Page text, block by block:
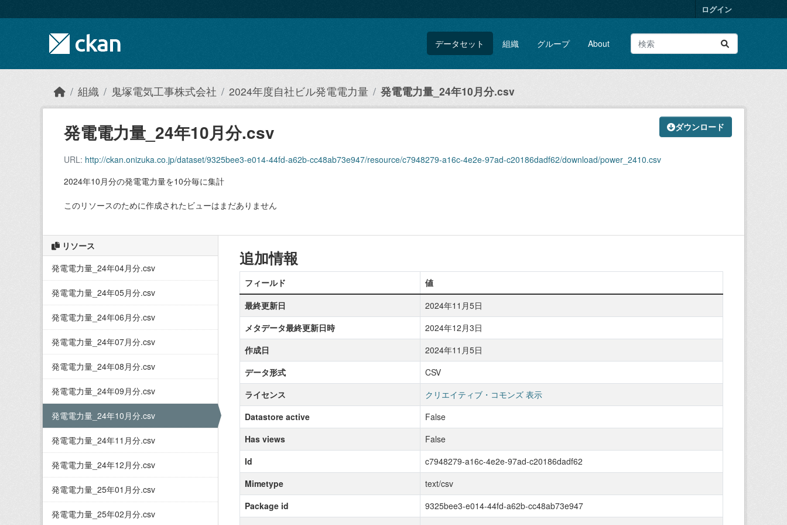
ログイン
データセット 組織 グループ About
組織 鬼塚電気工事株式会社 2024年度自社ビル発電電力量 発電電力量_24年10月分.csv
ダウンロード
発電電力量_24年10月分.csv
URL: http://ckan.onizuka.co.jp/dataset/9325bee3-e014-44fd-a62b-cc48ab73e947/resource/c7948279-a16c-4e2e-97ad-c20186dadf62/download/power_2410.csv
2024年10月分の発電電力量を10分毎に集計
このリソースのために作成されたビューはまだありません
リソース
発電電力量_24年04月分.csv
発電電力量_24年05月分.csv
発電電力量_24年06月分.csv
発電電力量_24年07月分.csv
発電電力量_24年08月分.csv
発電電力量_24年09月分.csv
発電電力量_24年10月分.csv
発電電力量_24年11月分.csv
発電電力量_24年12月分.csv
発電電力量_25年01月分.csv
発電電力量_25年02月分.csv
追加情報
フィールド
値
最終更新日
2024年11月5日
メタデータ最終更新日時
2024年12月3日
作成日
2024年11月5日
データ形式
CSV
ライセンス
クリエイティブ・コモンズ 表示
Datastore active
False
Has views
False
Id
c7948279-a16c-4e2e-97ad-c20186dadf62
Mimetype
text/csv
Package id
9325bee3-e014-44fd-a62b-cc48ab73e947